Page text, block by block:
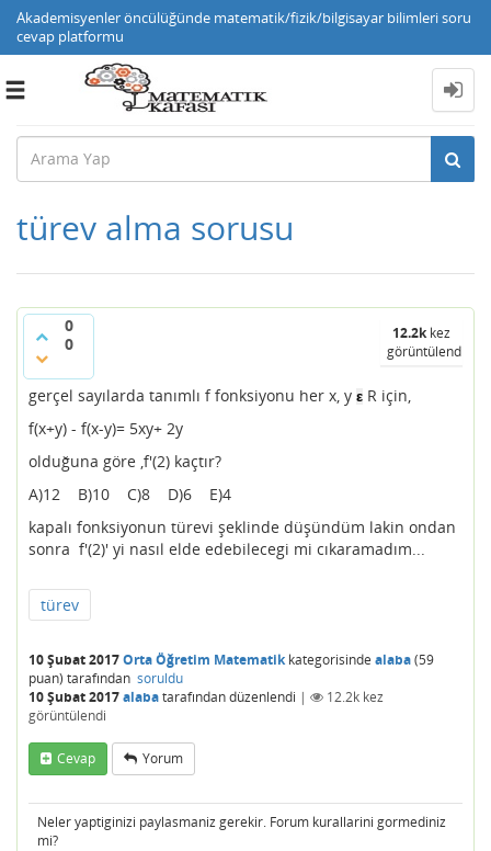
Akademisyenler öncülüğünde matematik/fizik/bilgisayar bilimleri soru
cevap platformu
Toggle
türev alma sorusu
0
0
12.2kkez
görüntülendi
gerçel sayılarda tanımlı f fonksiyonu her x, y ε R için,
f(x+y) - f(x-y)= 5xy+ 2y
olduğuna göre ,f'(2) kaçtır?
A)12 B)10 C)8 D)6 E)4
kapalı fonksiyonun türevi şeklinde düşündüm lakin ondan
sonra f'(2)' yi nasıl elde edebilecegi mi cıkaramadım...
türev
10 Şubat 2017Orta Öğretim Matematikkategorisinde alaba(59
puan) tarafından soruldu
10 Şubat 2017alabatarafındandüzenlendi | 12.2k kez
görüntülendi
Cevap Yorum
Neler yaptiginizi paylasmaniz gerekir. Forum kurallarini gormediniz
mi?